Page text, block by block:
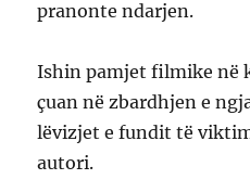
pranonte ndarjen.
Ishin pamjet filmike në
çuan në zbardhjen e
lëvizjet e fundit të
autori.